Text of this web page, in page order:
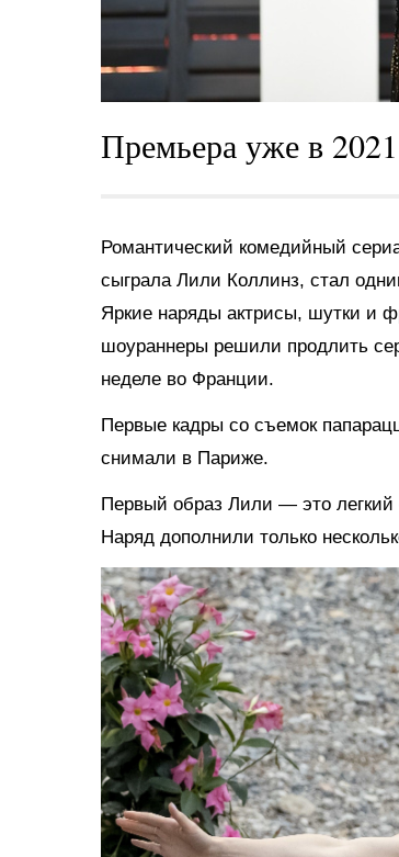
Премьера уже в 2021
Романтический комедийный
сыграла Лили Коллинз, стал
Яркие наряды актрисы, шутки и
шоураннеры решили продлить
неделе во Франции.
Первые кадры со съемок
снимали в Париже.
Первый образ Лили — это
Наряд дополнили только